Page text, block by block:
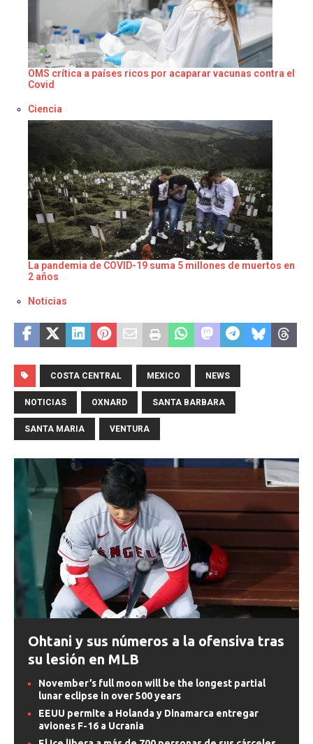
OMS crítica a países ricos por acaparar vacunas contra el
Covid
Respecto a
Ciencia
La pandemia de COVID-19 suma 5 millones de muertos en
2 años
Respecto a
Noticias
COSTA CENTRAL MEXICO NEWS
NOTICIAS OXNARD SANTA BARBARA
SANTA MARIA VENTURA
Ohtani y sus números a la ofensiva tras
su lesión en MLB
November’s full moon will be the longest partial
lunar eclipse in over 500 years
EEUU permite a Holanda y Dinamarca entregar
aviones F-16 a Ucrania